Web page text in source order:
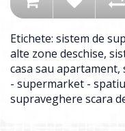
Etichete: sistem de
alte zone deschise,
casa sau apartament,
- supermarket -
supraveghere scara